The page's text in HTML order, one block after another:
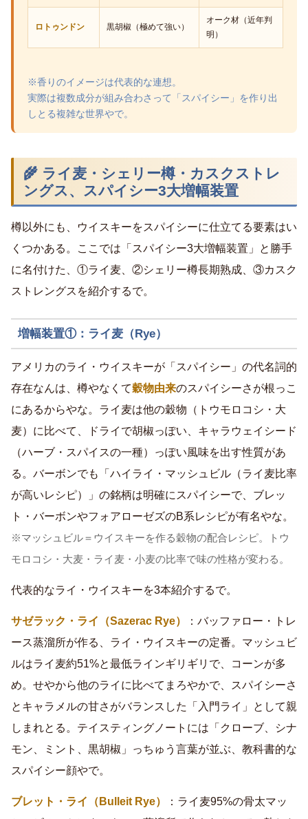
ロトゥンドン 黒胡椒（極めて強い）
オーク材（近年判
明）
※香りのイメージは代表的な連想。
実際は複数成分が組み合わさって「スパイシー」を作り出
しとる複雑な世界やで。
🌾 ライ麦・シェリー樽・カスクストレ
ングス、スパイシー3大増幅装置
樽以外にも、ウイスキーをスパイシーに仕立てる要素はい
くつかある。ここでは「スパイシー3大増幅装置」と勝手
に名付けた、①ライ麦、②シェリー樽長期熟成、③カスク
ストレングスを紹介するで。
増幅装置①：ライ麦（Rye）
アメリカのライ・ウイスキーが「スパイシー」の代名詞的
存在なんは、樽やなくて穀物由来のスパイシーさが根っこ
にあるからやな。ライ麦は他の穀物（トウモロコシ・大
麦）に比べて、ドライで胡椒っぽい、キャラウェイシード
（ハーブ・スパイスの一種）っぽい風味を出す性質があ
る。バーボンでも「ハイライ・マッシュビル（ライ麦比率
が高いレシピ）」の銘柄は明確にスパイシーで、ブレッ
ト・バーボンやフォアローゼズのB系レシピが有名やな。
※マッシュビル＝ウイスキーを作る穀物の配合レシピ。トウ
モロコシ・大麦・ライ麦・小麦の比率で味の性格が変わる。
代表的なライ・ウイスキーを3本紹介するで。
サゼラック・ライ（Sazerac Rye）
：バッファロー・トレ
ース蒸溜所が作る、ライ・ウイスキーの定番。マッシュビ
ルはライ麦約51%と最低ラインギリギリで、コーンが多
め。せやから他のライに比べてまろやかで、スパイシーさ
とキャラメルの甘さがバランスした「入門ライ」として親
しまれとる。テイスティングノートには「クローブ、シナ
モン、ミント、黒胡椒」っちゅう言葉が並ぶ、教科書的な
スパイシー顔やで。
ブレット・ライ（Bulleit Rye）
：ライ麦95%の骨太マッ